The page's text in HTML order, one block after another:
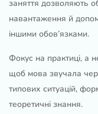
заняття дозволяють
навантаження й
іншими обов’язками.
Фокус на практиці, а
щоб мова звучала
типових ситуацій,
теоретичні знання.